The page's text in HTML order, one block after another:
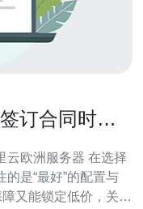
订合同时如
云欧洲服务器 在选择
是“最好”的配置与
又能锁定低价，关键